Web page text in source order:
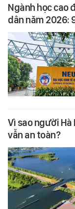
Ngành học cao
dân năm 2026:
Vì sao người
vẫn an toàn?